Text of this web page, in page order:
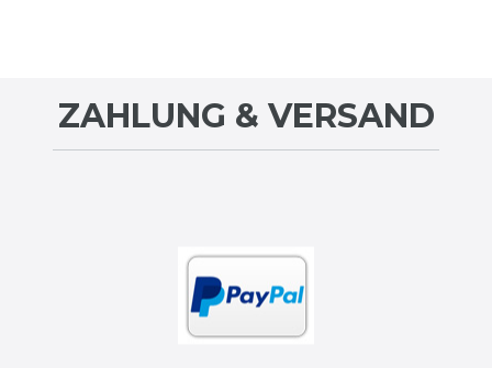
ZAHLUNG & VERSAND